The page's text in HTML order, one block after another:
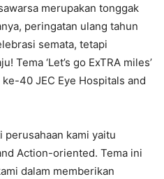
merupakan tonggak
peringatan ulang tahun
semata, tetapi
Tema ‘Let’s go ExTRA miles’
40 JEC Eye Hospitals and
kami yaitu
Action-oriented. Tema ini
dalam memberikan